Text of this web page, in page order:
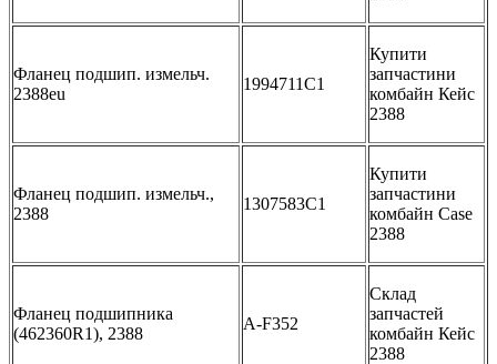
Фланец подшип. измельч.
2388eu
1994711C1
Купити
запчастини
комбайн Кейс
2388
Фланец подшип. измельч.,
2388
1307583C1
Купити
запчастини
комбайн Case
2388
Фланец подшипника
(462360R1), 2388
A-F352
Склад
запчастей
комбайн Кейс
2388